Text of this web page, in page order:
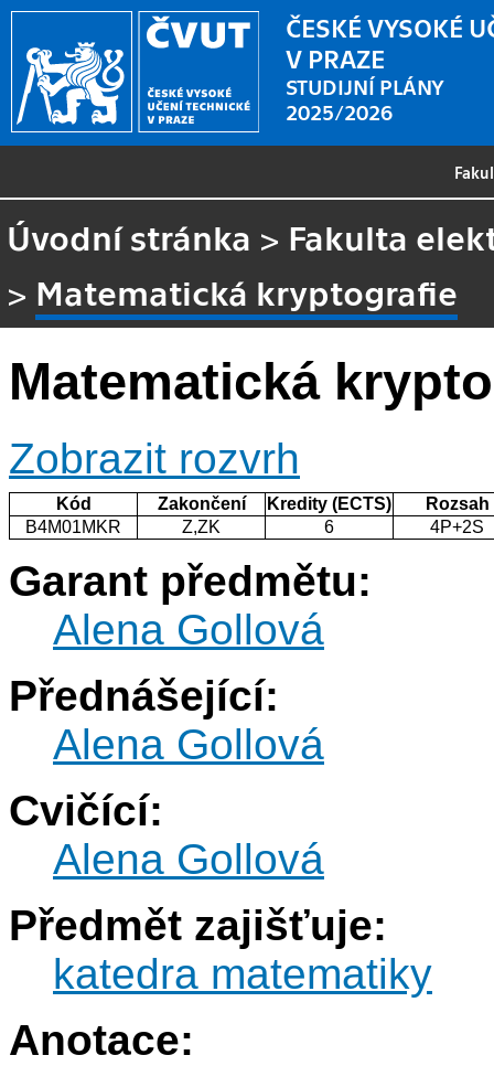
ČESKÉ VYSOKÉ
V PRAZE
STUDIJNÍ PLÁNY
2025/2026
Úvodní stránka > Fakulta
> Matematická kryptografie
Matematická
Zobrazit rozvrh
Kód Zakončení Kredity (ECTS)
Rozsah
B4M01MKR
Z,ZK 6 4P+2S
Garant předmětu:
Alena Gollová
Přednášející:
Alena Gollová
Cvičící:
Alena Gollová
Předmět zajišťuje:
katedra matematiky
Anotace: